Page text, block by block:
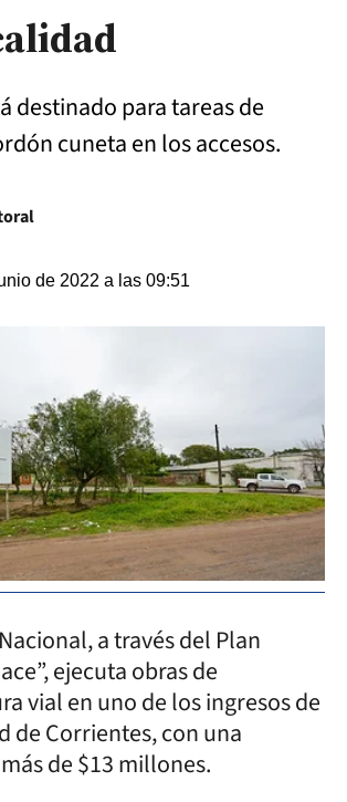
destinado para tareas de
cuneta en los accesos.
de 2022 a las 09:51
a través del Plan
ejecuta obras de
vial en uno de los ingresos de
de Corrientes, con una
de $13 millones.